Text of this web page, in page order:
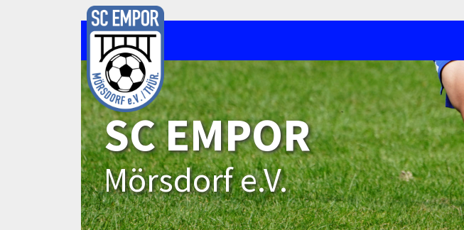
SC EMPOR
Mörsdorf e.V.